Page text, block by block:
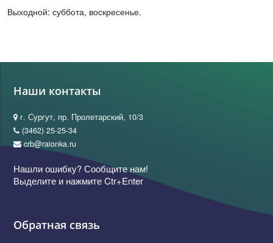
Выходной: суббота, воскресенье.
Наши контакты
г. Сургут, пр. Пролетарский, 10/3
(3462) 25-25-34
crb@raionka.ru
Нашли ошибку? Сообщите нам!
Выделите и нажмите Ctr+Enter
Обратная связь